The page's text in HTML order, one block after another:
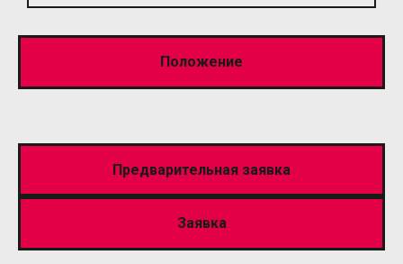
Положение
Предварительная заявка
Заявка